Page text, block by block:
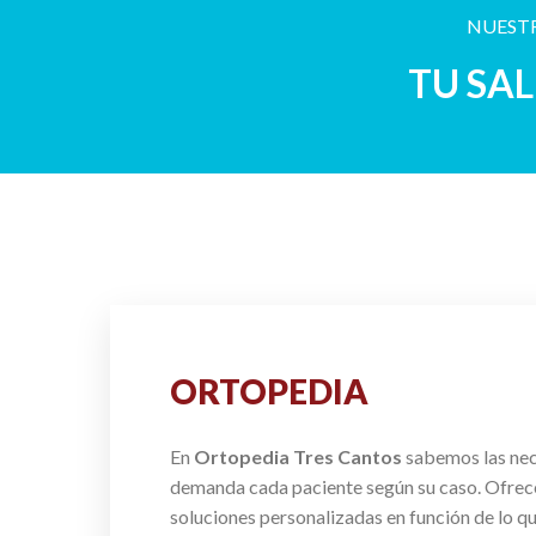
TU
ORTOPEDIA
En Ortopedia Tres Cantos sabemos las
demanda cada paciente según su caso.
soluciones personalizadas en función de lo